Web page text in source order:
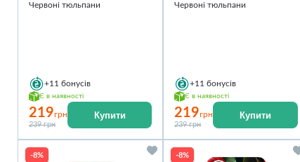
Червоні тюльпани
+11 бонусів
Є в наявності
219грн
239 грн
Купити
Червоні тюльпани
+11 бонусів
Є в наявності
219грн
239 грн
Купити
-8% -8%